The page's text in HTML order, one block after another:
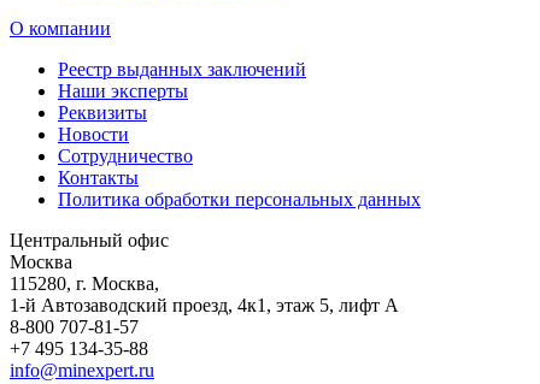
О компании
Реестр выданных заключений
Наши эксперты
Реквизиты
Новости
Сотрудничество
Контакты
Политика обработки персональных данных
Центральный офис
Москва
115280, г. Москва,
1-й Автозаводский проезд, 4к1, этаж 5, лифт А
8-800 707-81-57
+7 495 134-35-88
info@minexpert.ru